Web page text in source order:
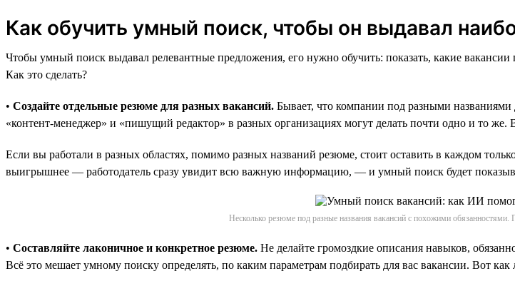
Как обучить умный поиск, чтобы он выдавал
Чтобы умный поиск выдавал релевантные предложения, его нужно обучить: показать, какие
Как это сделать?
• Создайте отдельные резюме для разных вакансий. Бывает, что компании под разными
«контент-менеджер» и «пишущий редактор» в разных организациях могут делать почти одно и то же.
Если вы работали в разных областях, помимо разных названий резюме, стоит оставить в каждом
выигрышнее — работодатель сразу увидит всю важную информацию, — и умный поиск будет
Несколько резюме под разные названия вакансий с похожими
• Составляйте лаконичное и конкретное резюме. Не делайте громоздкие описания навыков,
Всё это мешает умному поиску определять, по каким параметрам подбирать для вас вакансии. Вот как